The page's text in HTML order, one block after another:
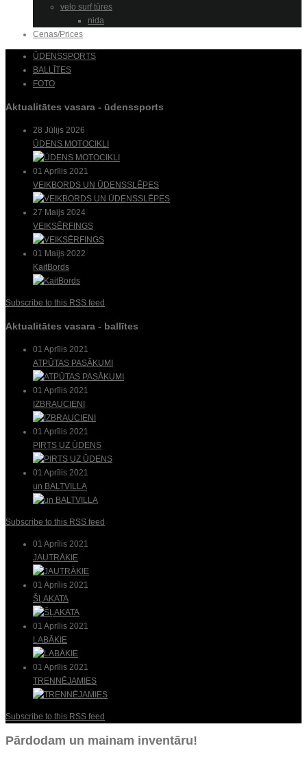
velo surf tūres
nida
Cenas/Prices
ŪDENSSPORTS
BALLĪTES
FOTO
Aktualitātes vasara - ūdenssports
28 Jūlijs 2026
ŪDENS MOTOCIKLI
01 Aprīlis 2021
VEIKBORDS UN ŪDENSSLĒPES
27 Maijs 2024
VEIKSĒRFINGS
01 Maijs 2022
KaitBords
Subscribe to this RSS feed
Aktualitātes vasara - ballītes
01 Aprīlis 2021
ATPŪTAS PASĀKUMI
01 Aprīlis 2021
IZBRAUCIENI
01 Aprīlis 2021
PIRTS UZ ŪDENS
01 Aprīlis 2021
un BALTVILLA
Subscribe to this RSS feed
01 Aprīlis 2021
JAUTRĀKIE
01 Aprīlis 2021
ŠĻAKATA
01 Aprīlis 2021
LABĀKIE
01 Aprīlis 2021
TRENNĒJAMIES
Subscribe to this RSS feed
Pārdodam un mainam inventāru!